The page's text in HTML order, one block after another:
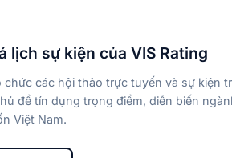
lịch sự kiện của VIS Rating
chức các hội thảo trực tuyến và sự kiện
đề tín dụng trọng điểm, diễn biến
Việt Nam.